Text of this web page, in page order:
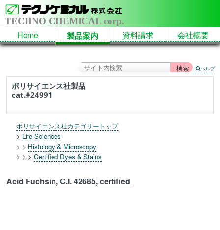
TECHNO CHEMICAL corp.
Home 製品案内 資料請求 会社概要
ヘルプ
ポリサイエンス社製品
cat.#24991
ポリサイエンス社カテゴリートップ
> Life Sciences
> > Histology & Microscopy
> > >Certified Dyes & Stains
Acid Fuchsin, C.I. 42685, certified